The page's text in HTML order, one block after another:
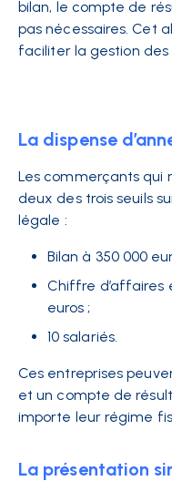
bilan, le compte de
pas nécessaires. Cet
faciliter la gestion
La dispense
Les commerçants qui
deux des trois seuils
légale :
Bilan à 350 000
Chiffre d’affaires
euros ;
10 salariés.
Ces entreprises
et un compte de
importe leur régime
La présentation